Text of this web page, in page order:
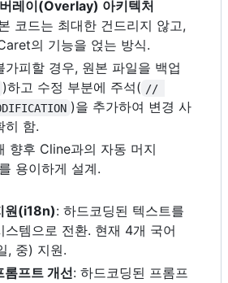
레이(Overlay) 아키텍처
코드는 최대한 건드리지 않고,
의 기능을 얹는 방식.
가피할 경우, 원본 파일을 백업
)하고 수정 부분에 주석( //
)을 추가하여 변경 사
히 함.
향후 Cline과의 자동 머지
용이하게 설계.
원(i18n): 하드코딩된 텍스트를
스템으로 전환. 현재 4개 국어
, 중) 지원.
롬프트 개선: 하드코딩된 프롬프